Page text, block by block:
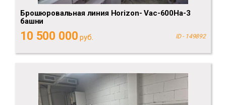
Брошюровальная линия Horizon- Vac-600Ha-3
башни
10 500 000 руб. ID - 149892